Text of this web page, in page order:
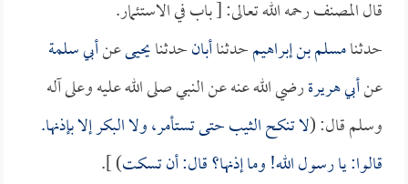
قال المصنف رحمه الله تعالى: [ باب في الاستئمار.
حدثنامسلم بن إبراهيمحدثناأبانحدثنايحيىعنأبي سلمة
عنأبي هريرةرضي الله عنه عن النبي صلى الله عليه وعلى آله
وسلم قال: (لا تنكح الثيب حتى تستأمر، ولا البكر إلا بإذنها.
قالوا: يا رسول الله! وما إذنها؟ قال: أن تسكت) ].